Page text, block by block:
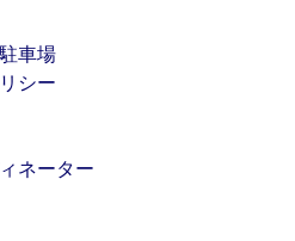
車場
シー
ネーター